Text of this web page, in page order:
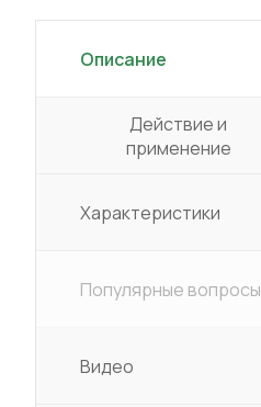
Описание
Действие и
применение
Характеристики
Популярные вопросы
Видео